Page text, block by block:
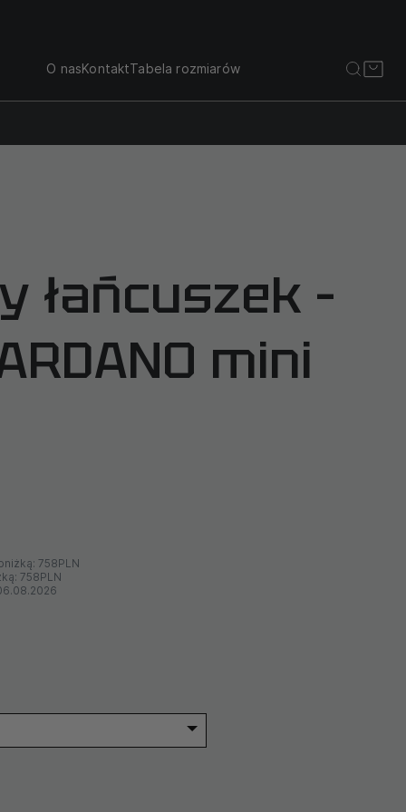
O nasKontaktTabela rozmiarów
łańcuszek –
mini
758PLN
758PLN